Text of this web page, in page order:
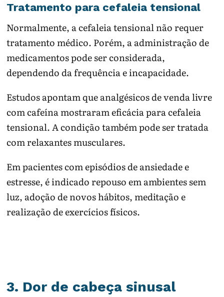
Tratamento para cefaleia tensional
Normalmente, a cefaleia tensional não requer
tratamento médico. Porém, a administração de
medicamentos pode ser considerada,
dependendo da frequência e incapacidade.
Estudos apontam que analgésicos de venda livre
com cafeína mostraram eficácia para cefaleia
tensional. A condição também pode ser tratada
com relaxantes musculares.
Em pacientes com episódios de ansiedade e
estresse, é indicado repouso em ambientes sem
luz, adoção de novos hábitos, meditação e
realização de exercícios físicos.
3. Dor de cabeça sinusal